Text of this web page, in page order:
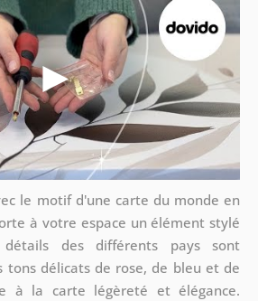
le motif d'une carte du monde en
à votre espace un élément stylé
des différents pays sont
tons délicats de rose, de bleu et de
à la carte légèreté et élégance.